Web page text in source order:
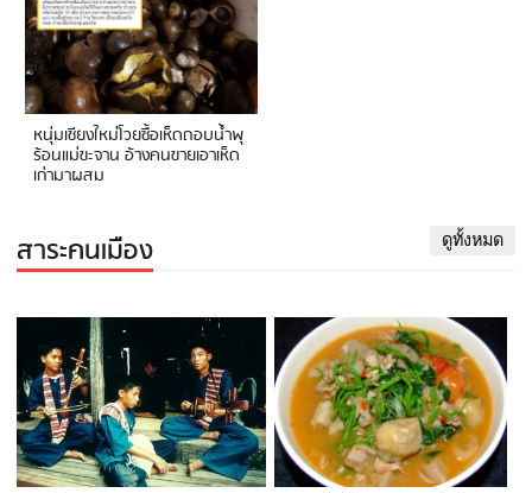
หนุ่มเชียงใหม่โวยซื้อเห็ดถอบน้ำพุ
ร้อนแม่ขะจาน อ้างคนขายเอาเห็ด
เก่ามาผสม
สาระคนเมือง ดูทั้งหมด